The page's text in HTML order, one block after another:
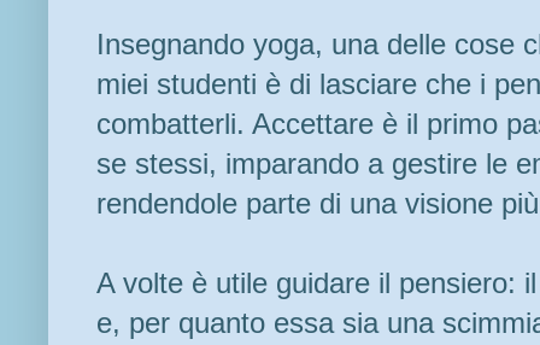
Insegnando yoga, una delle cose
miei studenti è di lasciare che i
combatterli. Accettare è il primo
se stessi, imparando a gestire le
rendendole parte di una visione
A volte è utile guidare il pensiero:
e, per quanto essa sia una